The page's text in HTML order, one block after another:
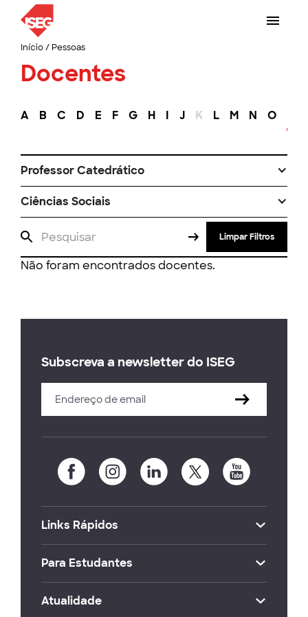
Início/ Pessoas
Docentes
A B C D E F G H I J K L M N O
Professor Catedrático
Ciências Sociais
Limpar Filtros
Não foram encontrados docentes.
Subscreva a newsletter do ISEG
Links Rápidos
Para Estudantes
Atualidade